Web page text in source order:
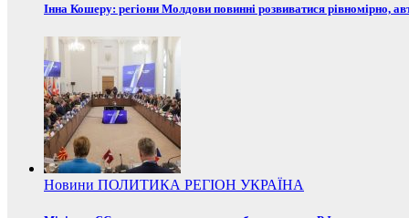
Інна Кошеру: регіони Молдови повинні розвиватися рівномірно,
Новини ПОЛИТИКА РЕГІОН УКРАЇНА